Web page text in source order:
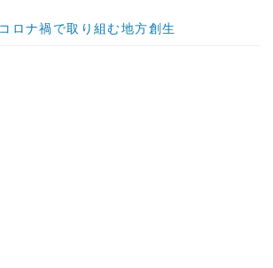
ロナ禍で取り組む地方創生